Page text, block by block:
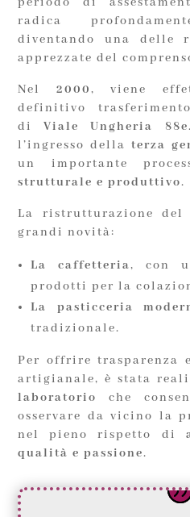
radica
diventando una delle
apprezzate del
Nel 2000, viene
definitivo
diViale Ungheria 88e
l’ingresso della terza
un importante
strutturale e produttivo.
La ristrutturazione del
grandi novità:
La caffetteria, con
prodotti per la
La pasticceria
tradizionale.
Per offrire trasparenza
artigianale, è stata
laboratorio
che
osservare da vicino la
nel pieno rispetto di
qualità e passione.